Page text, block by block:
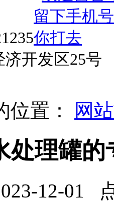
济开发区25号
位置：
网
处理罐的
12-01